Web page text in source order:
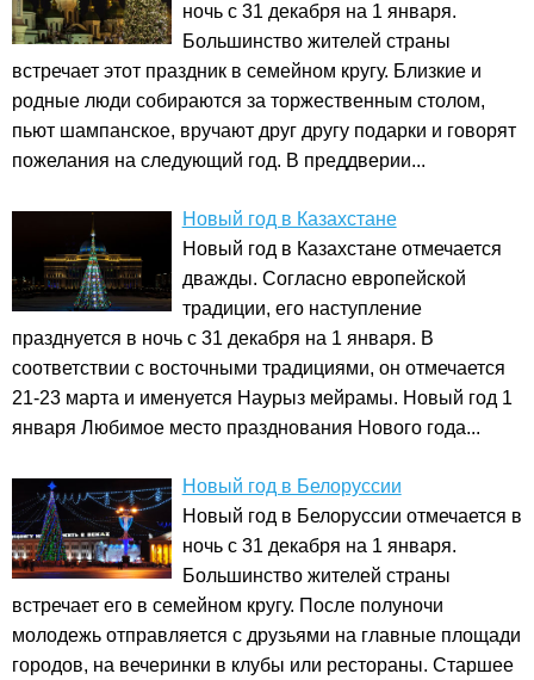
ночь с 31 декабря на 1 января.
Большинство жителей страны
встречает этот праздник в семейном кругу. Близкие и
родные люди собираются за торжественным столом,
пьют шампанское, вручают друг другу подарки и говорят
пожелания на следующий год. В преддверии...
Новый год в Казахстане
Новый год в Казахстане отмечается
дважды. Согласно европейской
традиции, его наступление
празднуется в ночь с 31 декабря на 1 января. В
соответствии с восточными традициями, он отмечается
21-23 марта и именуется Наурыз мейрамы. Новый год 1
января Любимое место празднования Нового года...
Новый год в Белоруссии
Новый год в Белоруссии отмечается в
ночь с 31 декабря на 1 января.
Большинство жителей страны
встречает его в семейном кругу. После полуночи
молодежь отправляется с друзьями на главные площади
городов, на вечеринки в клубы или рестораны. Старшее